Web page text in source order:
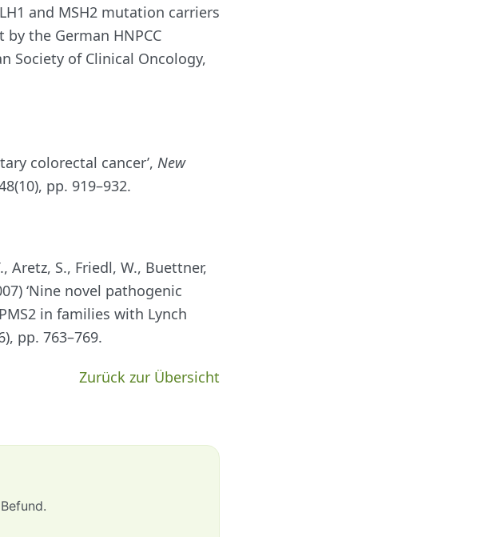
and MSH2 mutation carriers
the German HNPCC
Society of Clinical Oncology,
colorectal cancer’, New
pp. 919–932.
Aretz, S., Friedl, W., Buettner,
‘Nine novel pathogenic
in families with Lynch
pp. 763–769.
Zurück zur Übersicht